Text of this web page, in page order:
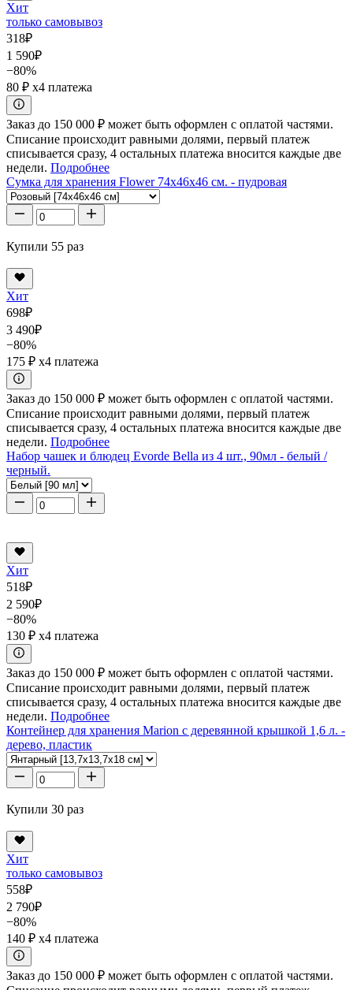
Хит
только самовывоз
318₽
1 590₽
−80%
80 ₽ x4 платежа
Заказ до 150 000 ₽ может быть оформлен с оплатой частями.
Списание происходит равными долями, первый платеж
списывается сразу, 4 остальных платежа вносится каждые две
недели. Подробнее
Сумка для хранения Flower 74x46x46 см. - пудровая
Купили 55 раз
Хит
698₽
3 490₽
−80%
175 ₽ x4 платежа
Заказ до 150 000 ₽ может быть оформлен с оплатой частями.
Списание происходит равными долями, первый платеж
списывается сразу, 4 остальных платежа вносится каждые две
недели. Подробнее
Набор чашек и блюдец Evorde Bella из 4 шт., 90мл - белый /
черный.
Хит
518₽
2 590₽
−80%
130 ₽ x4 платежа
Заказ до 150 000 ₽ может быть оформлен с оплатой частями.
Списание происходит равными долями, первый платеж
списывается сразу, 4 остальных платежа вносится каждые две
недели. Подробнее
Контейнер для хранения Marion с деревянной крышкой 1,6 л. -
дерево, пластик
Купили 30 раз
Хит
только самовывоз
558₽
2 790₽
−80%
140 ₽ x4 платежа
Заказ до 150 000 ₽ может быть оформлен с оплатой частями.